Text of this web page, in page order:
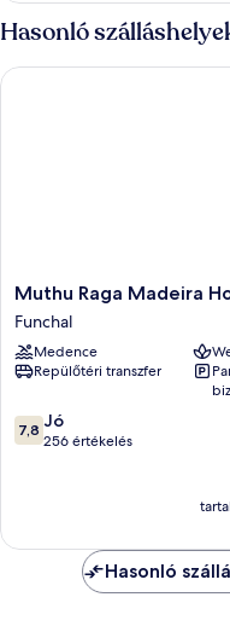
Hasonló
Muthu
Raga
Madeira
Hotel
Funchal
Muthu Raga Madeira
Funchal
Medence
Repülőtéri transzfer
7.8
ennyiből:
7,8 Jó
256 értékelés
Muthu Raga Madeira Hotel
Hasonló